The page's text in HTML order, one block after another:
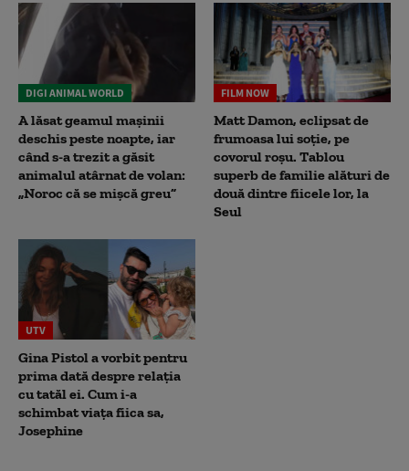
DIGI ANIMAL WORLD
A lăsat geamul mașinii
deschis peste noapte, iar
când s-a trezit a găsit
animalul atârnat de volan:
„Noroc că se mișcă greu”
FILM NOW
Matt Damon, eclipsat de
frumoasa lui soție, pe
covorul roșu. Tablou
superb de familie alături de
două dintre fiicele lor, la
Seul
UTV
Gina Pistol a vorbit pentru
prima dată despre relația
cu tatăl ei. Cum i-a
schimbat viața fiica sa,
Josephine